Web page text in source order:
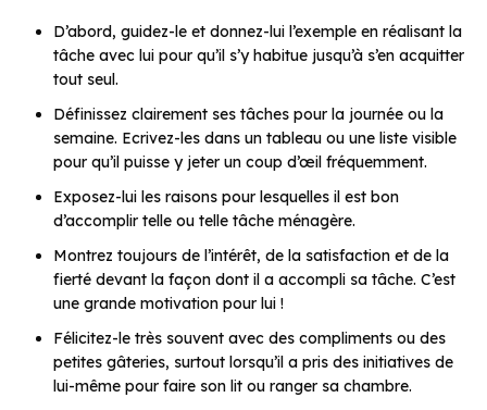
D’abord, guidez-le et donnez-lui l’exemple en réalisant la
tâche avec lui pour qu’il s’y habitue jusqu’à s’en acquitter
tout seul.
Définissez clairement ses tâches pour la journée ou la
semaine. Ecrivez-les dans un tableau ou une liste visible
pour qu’il puisse y jeter un coup d’œil fréquemment.
Exposez-lui les raisons pour lesquelles il est bon
d’accomplir telle ou telle tâche ménagère.
Montrez toujours de l’intérêt, de la satisfaction et de la
fierté devant la façon dont il a accompli sa tâche. C’est
une grande motivation pour lui !
Félicitez-le très souvent avec des compliments ou des
petites gâteries, surtout lorsqu’il a pris des initiatives de
lui-même pour faire son lit ou ranger sa chambre.